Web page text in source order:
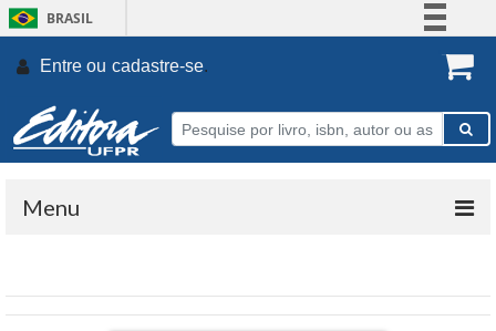
BRASIL
Participe
Entre ou cadastre-se.
Menu